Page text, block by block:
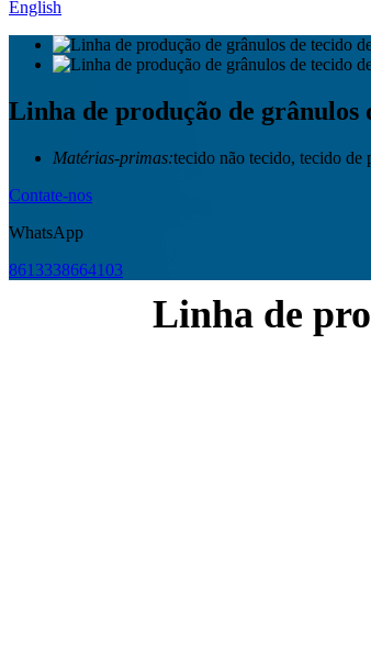
English
Linha de produção de
Matérias-primas:tecido não tecido, tecido de
Contate-nos
WhatsApp
8613338664103
Linha de